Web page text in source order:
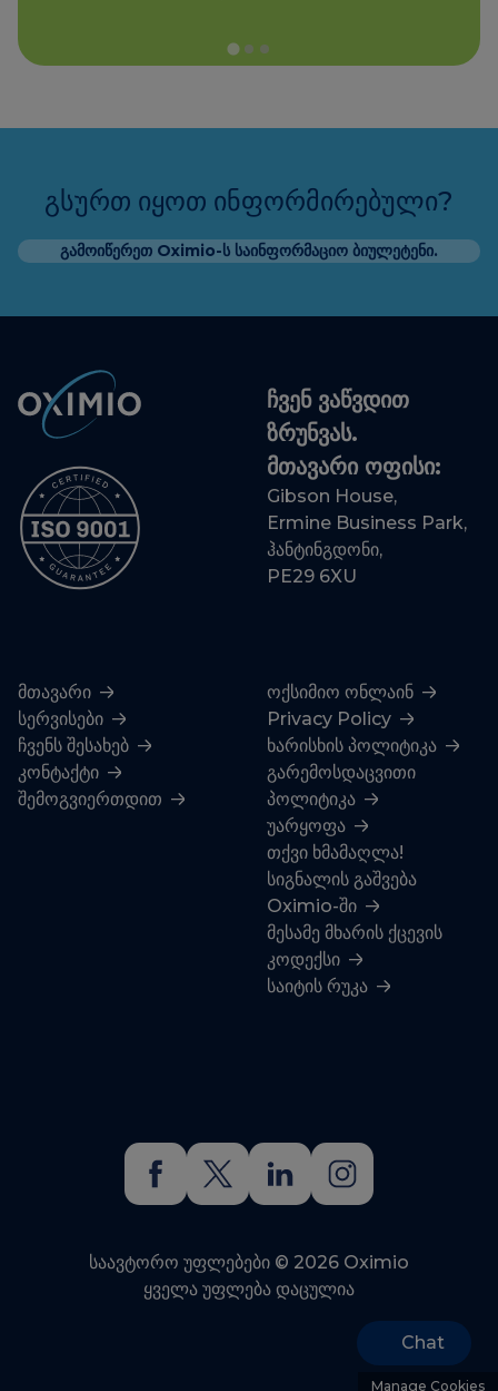
გსურთ იყოთ ინფორმირებული?
გამოიწერეთ Oximio-ს საინფორმაციო ბიულეტენი.
საავტორო უფლებები © 2026 Oximio
ყველა უფლება დაცულია
ჩვენ ვაწვდით
ზრუნვას.
მთავარი ოფისი:
Gibson House,
Ermine Business Park,
ჰანტინგდონი,
PE29 6XU
მთავარი
სერვისები
ჩვენს შესახებ
კონტაქტი
შემოგვიერთდით
ოქსიმიო ონლაინ
Privacy Policy
ხარისხის პოლიტიკა
გარემოსდაცვითი
პოლიტიკა
უარყოფა
თქვი ხმამაღლა!
სიგნალის გაშვება
Oximio-ში
მესამე მხარის ქცევის
კოდექსი
საიტის რუკა
Manage Cookies
Chat